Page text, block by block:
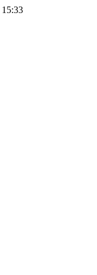
15:33